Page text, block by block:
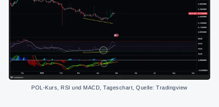
POL-Kurs, RSI und MACD, Tageschart, Quelle: Tradingview